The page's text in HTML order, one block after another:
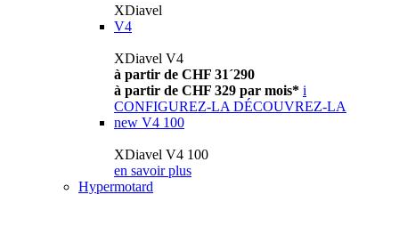
XDiavel
V4
XDiavel V4
à partir de CHF 31´290
à partir de CHF 329 par mois* i
CONFIGUREZ-LA DÉCOUVREZ-LA
new V4 100
XDiavel V4 100
en savoir plus
Hypermotard